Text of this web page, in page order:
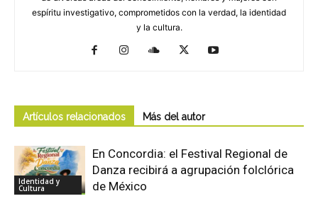
espíritu investigativo, comprometidos con la verdad, la identidad
y la cultura.
Artículos relacionados Más del autor
Identidad y
Cultura
En Concordia: el Festival Regional de
Danza recibirá a agrupación folclórica
de México